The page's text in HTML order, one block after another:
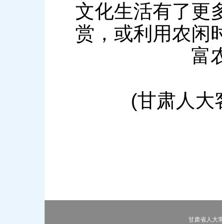
文化生活有了更
赏，或利用农闲
富
(甘肃人大客
甘肃省人大